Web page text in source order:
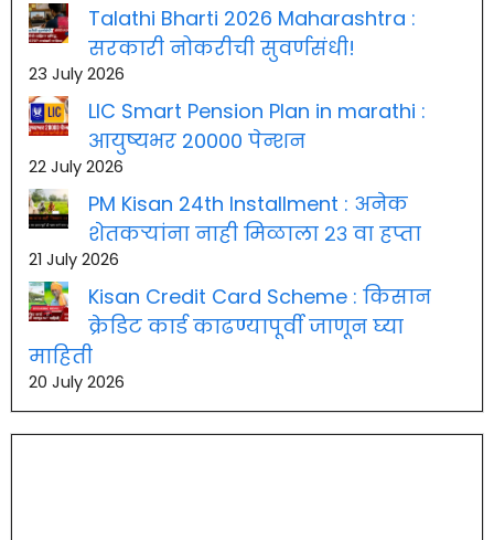
Talathi Bharti 2026 Maharashtra :
सरकारी नोकरीची सुवर्णसंधी!
23 July 2026
LIC Smart Pension Plan in marathi :
आयुष्यभर 20000 पेन्शन
22 July 2026
PM Kisan 24th Installment : अनेक
शेतकऱ्यांना नाही मिळाला २३ वा हप्ता
21 July 2026
Kisan Credit Card Scheme : किसान
क्रेडिट कार्ड काढण्यापूर्वी जाणून घ्या
माहिती
20 July 2026